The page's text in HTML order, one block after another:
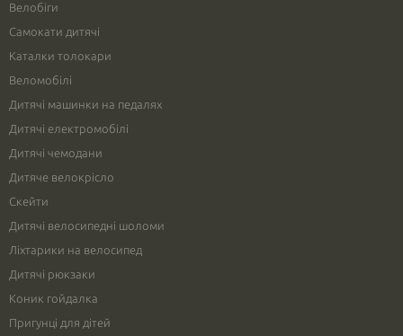
Велобіги
Самокати дитячі
Каталки толокари
Веломобілі
Дитячі машинки на педалях
Дитячі електромобілі
Дитячі чемодани
Дитяче велокрісло
Скейти
Дитячі велосипедні шоломи
Ліхтарики на велосипед
Дитячі рюкзаки
Коник гойдалка
Пригунці для дітей